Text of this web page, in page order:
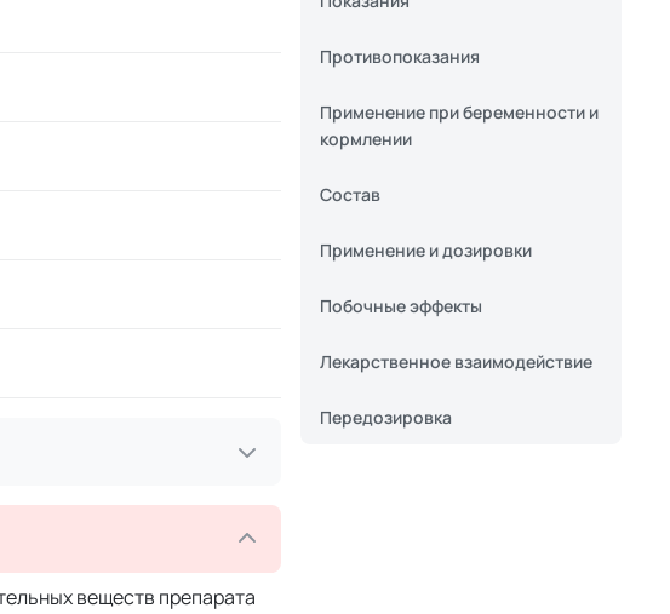
веществ препарата
Противопоказания
Применение при беременности и
кормлении
Состав
Применение и дозировки
Побочные эффекты
Лекарственное взаимодействие
Передозировка